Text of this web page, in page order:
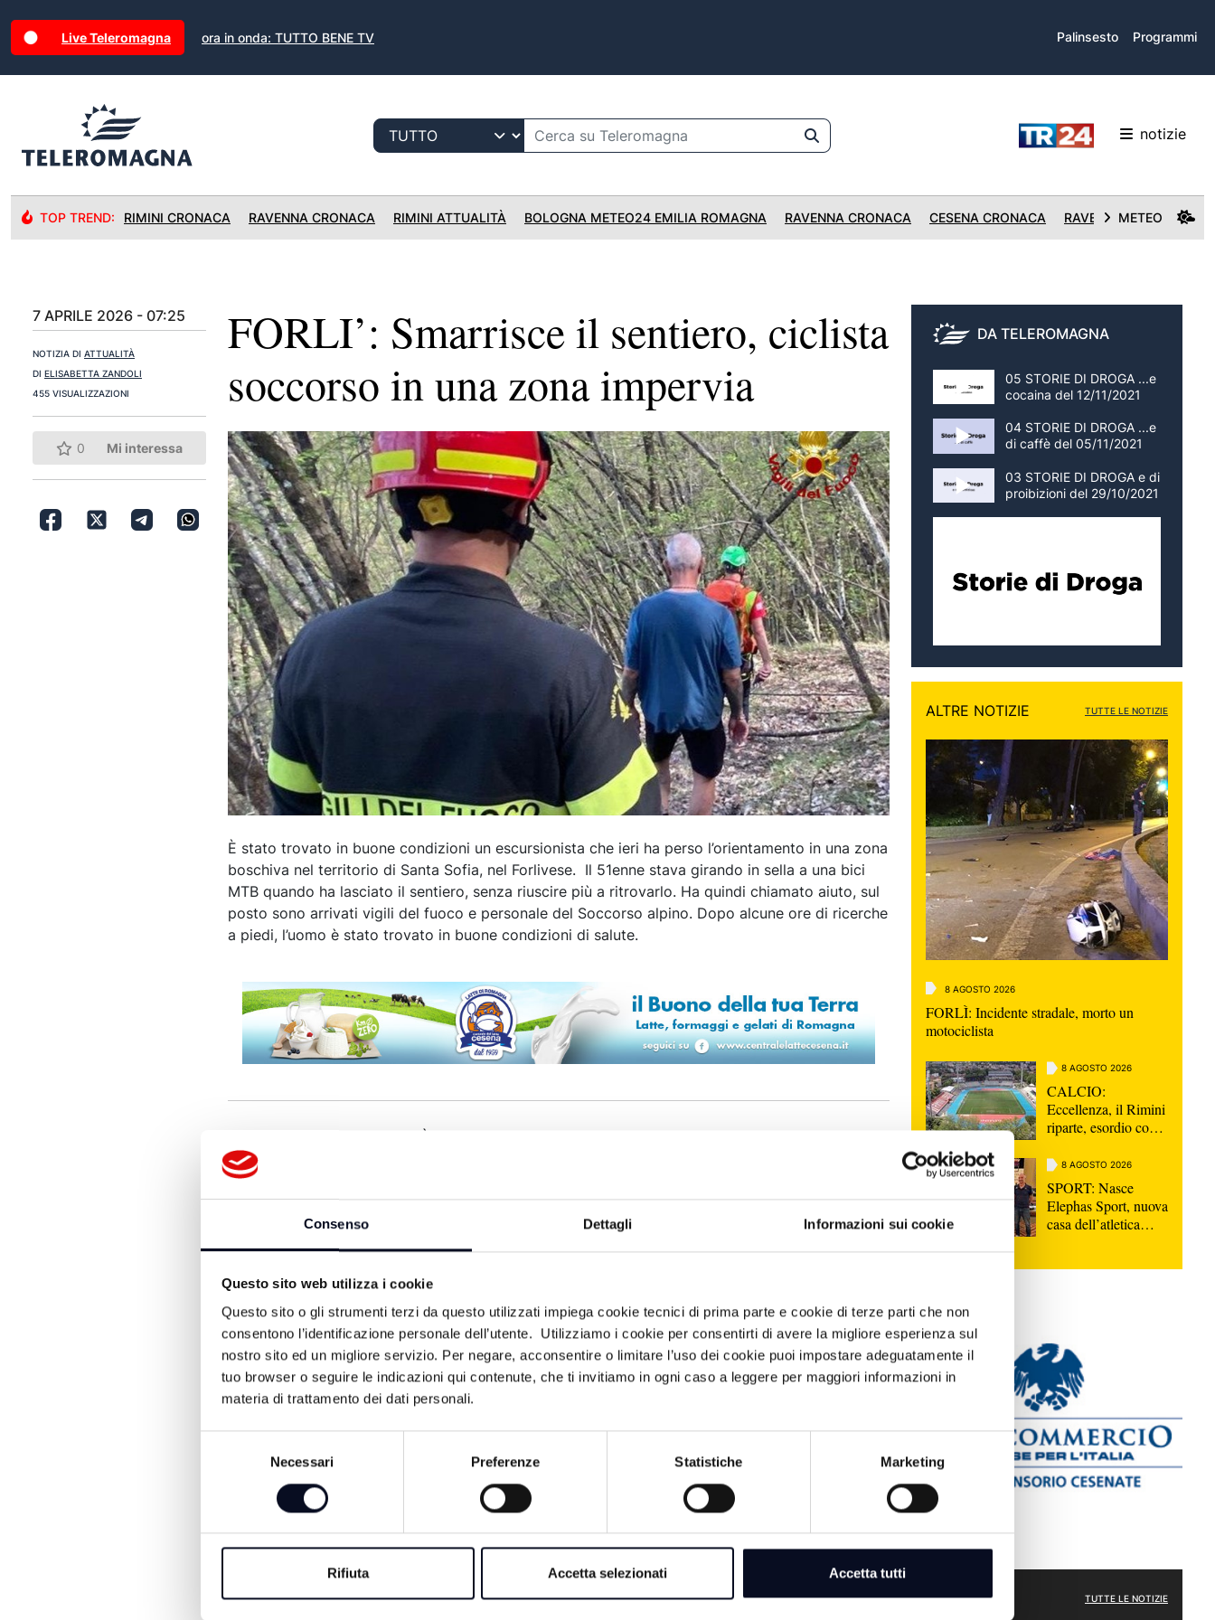
Consenso Dettagli Informazioni sui cookie
Questo sito web utilizza i cookie
Questo sito o gli strumenti terzi da questo utilizzati impiega cookie tecnici di prima parte e cookie di terze parti che non
consentono l’identificazione personale dell’utente. Utilizziamo i cookie per consentirti di avere la migliore esperienza sul
nostro sito ed un migliore servizio. Per negare, acconsentire o limitare l’uso dei cookie puoi impostare adeguatamente il
tuo browser o seguire le indicazioni qui contenute, che ti invitiamo in ogni caso a leggere per maggiori informazioni in
materia di trattamento dei dati personali.
Necessari Preferenze Statistiche Marketing
Rifiuta Accetta selezionati Accetta tutti
Live Teleromagna ora in onda: TUTTO BENE TV Palinsesto Programmi
notizie
TOP TREND: RIMINI CRONACA RAVENNA CRONACA RIMINI ATTUALITÀ BOLOGNA METEO24 EMILIA ROMAGNA RAVENNA CRONACA CESENA CRONACA RAVENNA CRONACA
METEO
7 APRILE 2026 - 07:25
NOTIZIA DI ATTUALITÀ
DI ELISABETTA ZANDOLI
455 VISUALIZZAZIONI
0 Mi interessa
FORLI’: Smarrisce il sentiero, ciclista
soccorso in una zona impervia
È stato trovato in buone condizioni un escursionista che ieri ha perso l’orientamento in una zona
boschiva nel territorio di Santa Sofia, nel Forlivese. Il 51enne stava girando in sella a una bici
MTB quando ha lasciato il sentiero, senza riuscire più a ritrovarlo. Ha quindi chiamato aiuto, sul
posto sono arrivati vigili del fuoco e personale del Soccorso alpino. Dopo alcune ore di ricerche
a piedi, l’uomo è stato trovato in buone condizioni di salute.
ALTRE NOTIZIE DI ATTUALITÀ
8 AGOSTO 2026
RIMINI: La spiaggia che
piscine
Via libera del Consiglio comunale di Rimini
alla variante al Piano dell’arenile, che apre
panoramiche e nuovi spazi per
l’intrattenimento sulla spiaggia. Il
voti favorevoli, cinque contrari e sette
PAVANA: Guccini, funerale in
corso, presente anche Zuppi
8 AGOSTO 2026
EMILIA-ROMAGNA: Regione,
al via quattro bandi di assunzione
per 35 posti di lavoro
8 AGOSTO 2026
BERTINORO: Musica, arriva
DA TELEROMAGNA
05 STORIE DI DROGA ...e
cocaina del 12/11/2021
04 STORIE DI DROGA ...e
di caffè del 05/11/2021
03 STORIE DI DROGA e di
proibizioni del 29/10/2021
ALTRE NOTIZIE TUTTE LE NOTIZIE
8 AGOSTO 2026
FORLÌ: Incidente stradale, morto un
motociclista
8 AGOSTO 2026
CALCIO:
Eccellenza, il Rimini
riparte, esordio con
8 AGOSTO 2026
SPORT: Nasce
Elephas Sport, nuova
casa dell’atletica
ATTUALITÀ TUTTE LE NOTIZIE